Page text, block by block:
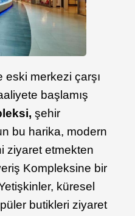
eski merkezi çarşı
başlamış
şehir
bu harika, modern
ziyaret etmekten
Kompleksine bir
küresel
butikleri ziyaret